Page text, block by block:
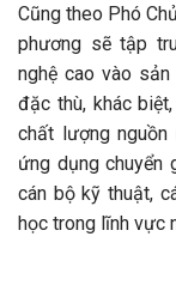
Cũng theo Phó
phương sẽ tập
nghệ cao vào
đặc thù, khác
chất lượng
ứng dụng chuyển
cán bộ kỹ thuật,
học trong lĩnh vực